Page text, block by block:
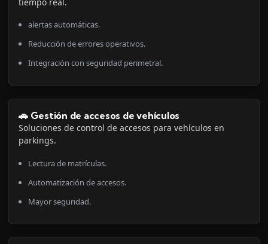
alertas automáticas.
Reducción de errores operativos.
Integración con seguridad perimetral.
🚗 Gestión de accesos de vehículos
Soluciones de control de accesos para vehículos en
parkings.
Lectura de matrículas.
Automatización de accesos.
Mayor seguridad.